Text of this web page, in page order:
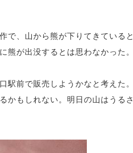
で、山から熊が下りてきていると
熊が出没するとは思わなかった。
駅前で販売しようかなと考えた。
かもしれない。明日の山はうるさ